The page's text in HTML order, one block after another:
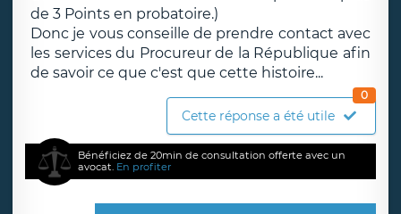
de 3 Points en probatoire.)
Donc je vous conseille de prendre contact avec
les services du Procureur de la République afin
de savoir ce que c'est que cette histoire...
Cette réponse a été utile
0
Bénéficiez de 20min de consultation offerte avec un
avocat. En profiter